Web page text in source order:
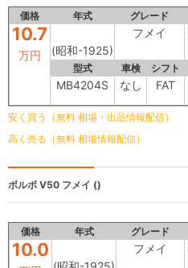
価格 年式 グレード
10.7
万円 (昭和-1925)
フメイ
型式 車検 シフト
MB4204S なし FAT
安く買う（無料 相場・出品情報配信）
高く売る（無料 相場情報配信）
ボルボ V50 フメイ ()
価格 年式 グレード
10.0 フメイ